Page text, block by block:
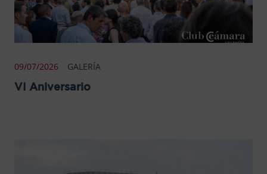
09/07/2026 GALERÍA
VI Aniversario